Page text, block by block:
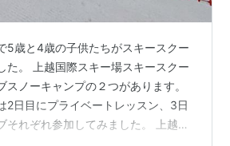
5歳と4歳の子供たちがスキースクー
た。 上越国際スキー場スキースクー
スノーキャンプの２つがあります。
2日目にプライベートレッスン、3日
それぞれ参加してみました。 上越国